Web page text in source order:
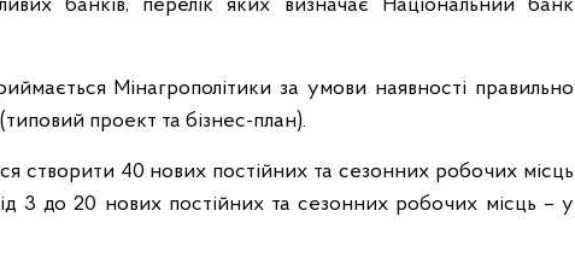
банків, перелік яких визначає Національний банк
Мінагрополітики за умови наявності правильно
проект та бізнес-план).
створити 40 нових постійних та сезонних робочих місць
3 до 20 нових постійних та сезонних робочих місць – у